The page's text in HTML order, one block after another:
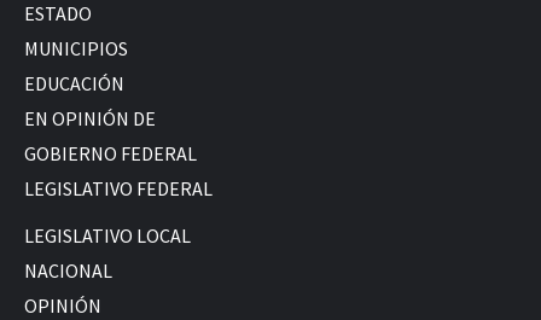
ESTADO
MUNICIPIOS
EDUCACIÓN
EN OPINIÓN DE
GOBIERNO FEDERAL
LEGISLATIVO FEDERAL
LEGISLATIVO LOCAL
NACIONAL
OPINIÓN